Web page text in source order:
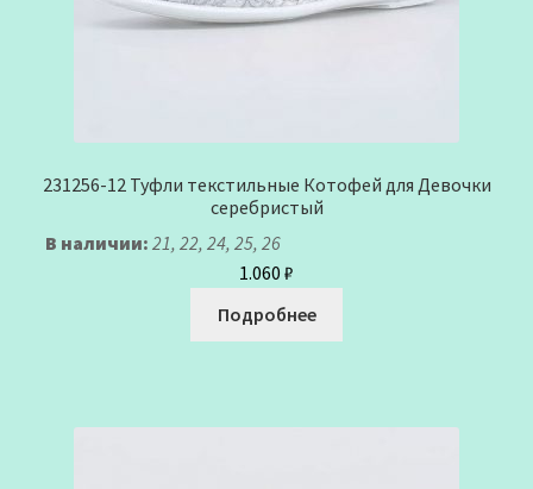
231256-12 Туфли текстильные Котофей для Девочки
серебристый
В наличии: 21, 22, 24, 25, 26
1.060 ₽
Подробнее